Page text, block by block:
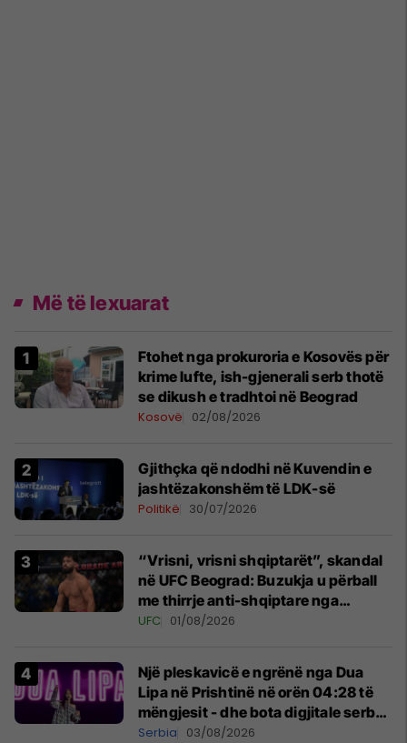
Më të lexuarat
Ftohet nga prokuroria e Kosovës për
krime lufte, ish-gjenerali serb thotë
se dikush e tradhtoi në Beograd
Kosovë 02/08/2026
Gjithçka që ndodhi në Kuvendin e
jashtëzakonshëm të LDK-së
Politikë 30/07/2026
“Vrisni, vrisni shqiptarët”, skandal
në UFC Beograd: Buzukja u përball
me thirrje anti-shqiptare nga
tribunat
UFC 01/08/2026
Një pleskavicë e ngrënë nga Dua
Lipa në Prishtinë në orën 04:28 të
mëngjesit - dhe bota digjitale serbe
shpall gjendjen e luftës
Serbia 03/08/2026